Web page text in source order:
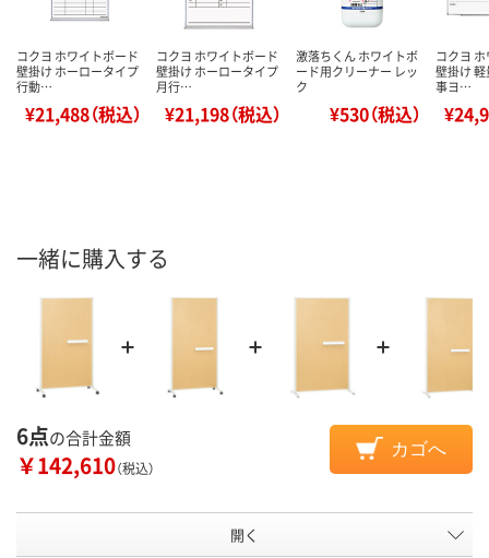
コクヨ ホワイトボード
壁掛け ホーロータイプ
行動…
¥21,488（税込）
コクヨ ホワイトボード
壁掛け ホーロータイプ
月行…
¥21,198（税込）
激落ちくん ホワイトボ
ード用クリーナー レッ
ク
¥530（税込）
コクヨ
壁掛け
事ヨ…
一緒に購入する
6点の合計金額
￥142,610（税込）
カゴへ
開く